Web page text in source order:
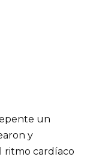
un
y
ritmo cardíaco